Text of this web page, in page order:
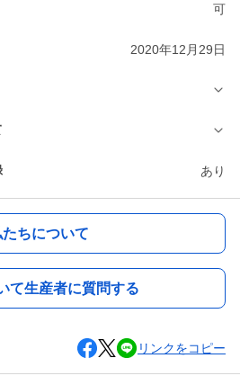
可
2020年12月29日
あり
たちについて
て生産者に質問する
リンクをコピー